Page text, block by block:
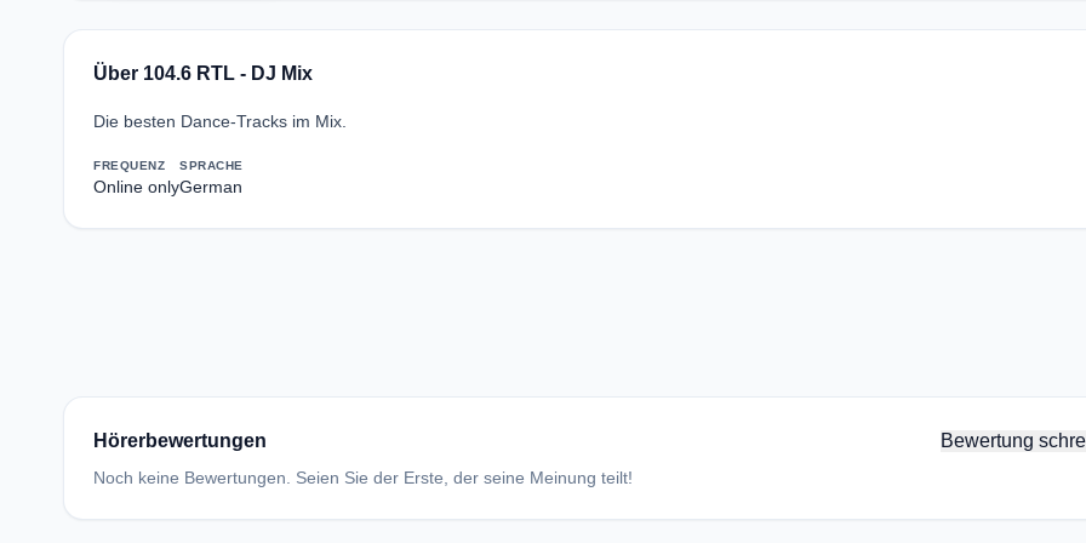
Über 104.6 RTL - DJ Mix
Die besten Dance-Tracks im Mix.
FREQUENZ
Online only
SPRACHE
German
Hörerbewertungen Bewertung
Noch keine Bewertungen. Seien Sie der Erste, der seine Meinung teilt!